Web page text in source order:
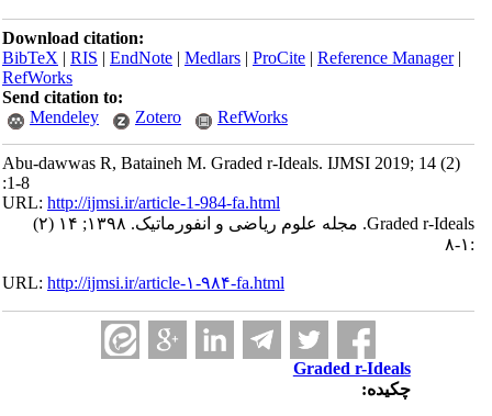
Download citation:
BibTeX|RIS|EndNote|Medlars|ProCite|Reference Manager
RefWorks
Send citation to:
Mendeley
Zotero RefWorks
Abu-dawwas R, Bataineh M. Graded r-Ideals. IJMSI 2019; 14 (2)
:1-8
URL:http://ijmsi.ir/article-1-984-fa.html
Graded r-Ideals. مجله علوم ریاضی و انفورماتیک. ۱۳۹۸; ۱۴ (۲)
URL:http://ijmsi.ir/article-۱-۹۸۴-fa.html
Graded r-Ideals
چکیده: